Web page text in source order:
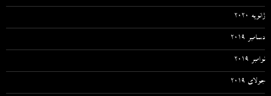
ژانویه 2020
دسامبر 2019
نوامبر 2019
جولای 2019